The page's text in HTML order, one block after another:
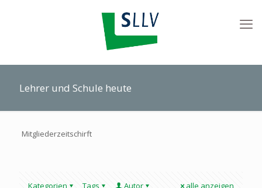
Lehrer und Schule heute
Mitgliederzeitschirft
Kategorien Tags Autor alle anzeigen